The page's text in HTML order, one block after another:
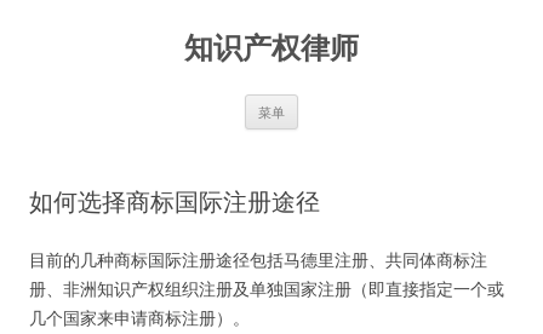
知识产权律师
菜单
如何选择商标国际注册途径
目前的几种商标国际注册途径包括马德里注册、共同体商标注
册、非洲知识产权组织注册及单独国家注册（即直接指定一个或
几个国家来申请商标注册）。